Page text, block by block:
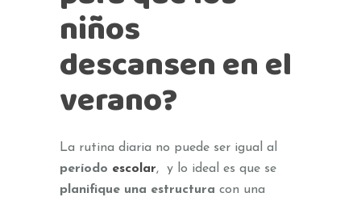
niños
descansen en el
verano?
La rutina diaria no puede ser igual al
período escolar, y lo ideal es que se
planifique una estructura con una